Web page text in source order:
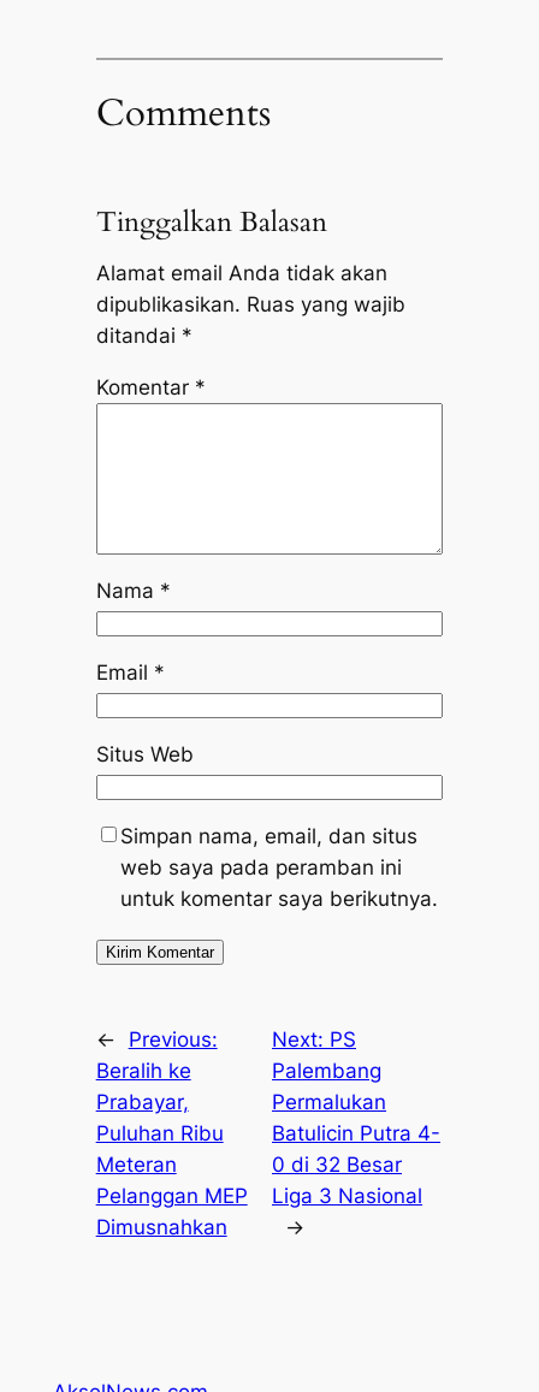
Comments
Tinggalkan Balasan
Alamat email Anda tidak akan
dipublikasikan. Ruas yang wajib
ditandai *
Komentar *
Nama *
Email *
Situs Web
Simpan nama, email, dan situs
web saya pada peramban ini
untuk komentar saya berikutnya.
←
Previous:
Beralih ke
Prabayar,
Puluhan Ribu
Meteran
Pelanggan MEP
Dimusnahkan
Next: PS
Palembang
Permalukan
Batulicin Putra 4-
0 di 32 Besar
Liga 3 Nasional
→